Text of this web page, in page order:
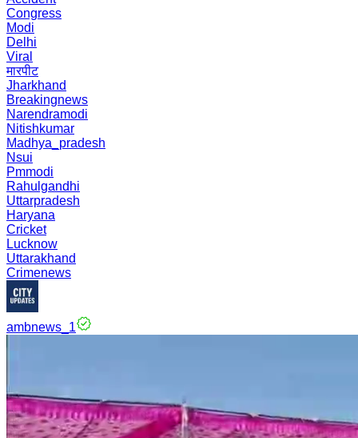
Congress
Modi
Delhi
Viral
मारपीट
Jharkhand
Breakingnews
Narendramodi
Nitishkumar
Madhya_pradesh
Nsui
Pmmodi
Rahulgandhi
Uttarpradesh
Haryana
Cricket
Lucknow
Uttarakhand
Crimenews
ambnews_1